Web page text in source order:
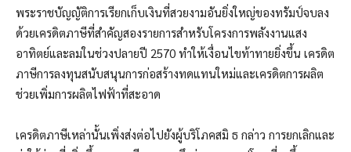
พระราชบัญญัติการเรียกเก็บเงินที่สวยงามอันยิ่งใหญ่ของทรัมป์จบลง
ด้วยเครดิตภาษีที่สำคัญสองรายการสำหรับโครงการพลังงานแสง
อาทิตย์และลมในช่วงปลายปี 2570 ทำให้เงื่อนไขท้าทายยิ่งขึ้น เครดิต
ภาษีการลงทุนสนับสนุนการก่อสร้างทดแทนใหม่และเครดิตการผลิต
ช่วยเพิ่มการผลิตไฟฟ้าที่สะอาด
เครดิตภาษีเหล่านั้นเพิ่งส่งต่อไปยังผู้บริโภคสมิ ธ กล่าว การยกเลิกและ